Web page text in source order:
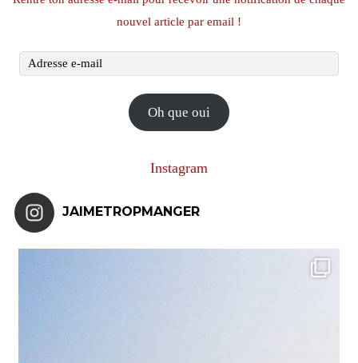
nouvel article par email !
Adresse
Oh que oui
Instagram
JAIMETROPMANGER